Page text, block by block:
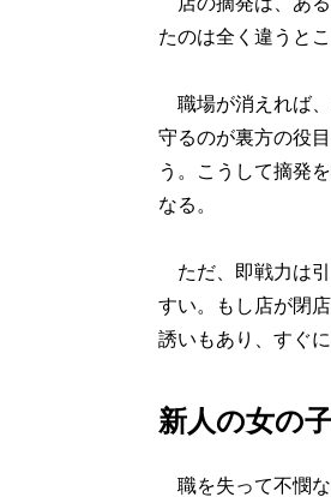
たのは全く違うと
職場が消えれば
守るのが裏方の役
う。こうして摘発
なる。
ただ、即戦力は引
すい。もし店が閉
誘いもあり、すぐ
新人の女の
職を失って不憫な